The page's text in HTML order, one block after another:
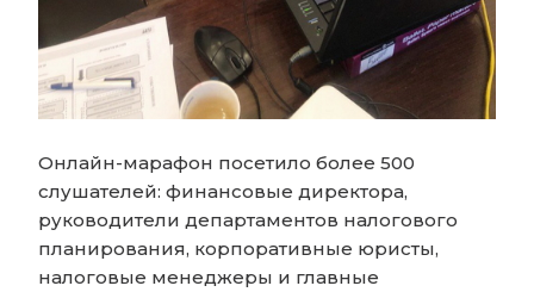
Онлайн-марафон посетило более 500
слушателей: финансовые директора,
руководители департаментов налогового
планирования, корпоративные юристы,
налоговые менеджеры и главные